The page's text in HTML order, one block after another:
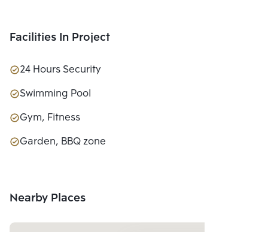
Facilities In Project
24 Hours Security
Swimming Pool
Gym, Fitness
Garden, BBQ zone
Nearby Places